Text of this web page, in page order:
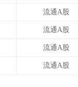
流通A股
流通A股
流通A股
流通A股